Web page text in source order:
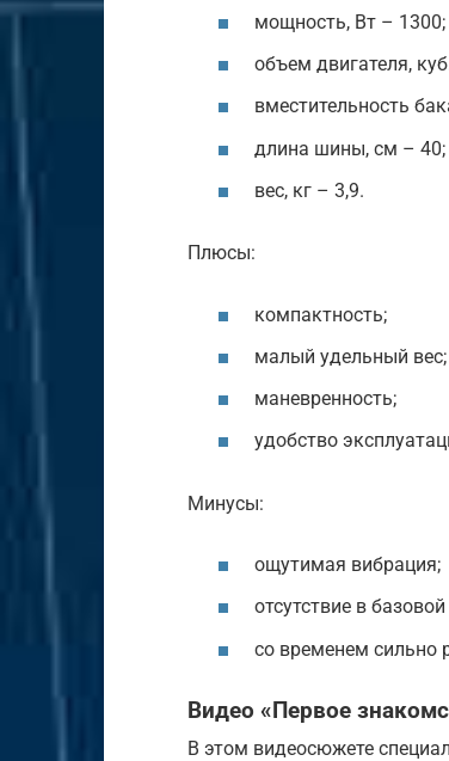
мощность, Вт – 1300;
объем двигателя,
вместительность
длина шины, см – 40;
вес, кг – 3,9.
Плюсы:
компактность;
малый удельный вес;
маневренность;
удобство
Минусы:
ощутимая вибрация;
отсутствие в
со временем сильно
Видео «Первое
В этом видеосюжете